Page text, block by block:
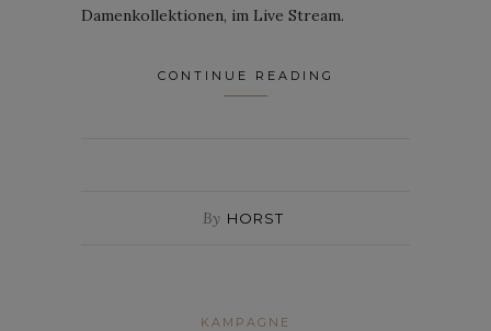
Damenkollektionen, im Live Stream.
CONTINUE READING
By HORST
KAMPAGNE